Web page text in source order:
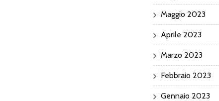
Maggio 2023
Aprile 2023
Marzo 2023
Febbraio 2023
Gennaio 2023